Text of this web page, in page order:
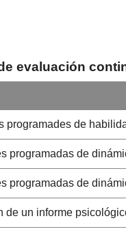
evaluación
programades de
programadas de
programadas de
de un informe